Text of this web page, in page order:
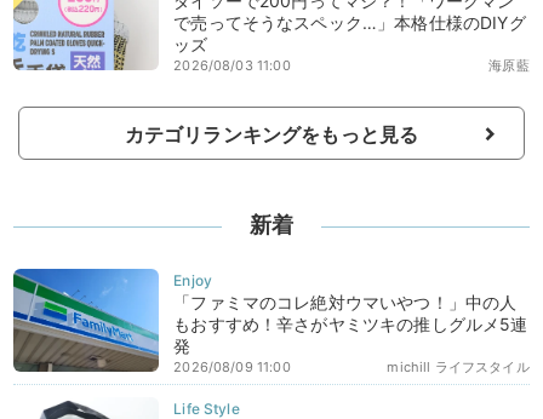
で売ってそうなスペック…」本格仕様のDIYグ
ッズ
海原藍
2026/08/03 11:00
カテゴリランキングをもっと見る
新着
「ファミマのコレ絶対ウマいやつ！」中の人
もおすすめ！辛さがヤミツキの推しグルメ5連
発
michill ライフスタイル
2026/08/09 11:00